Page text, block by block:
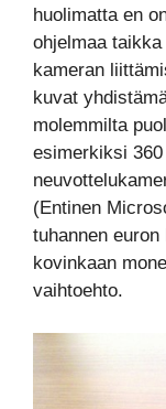
huolimatta en
ohjelmaa
kameran
kuvat
molemmilta
esimerkiksi
(Entinen
tuhannen
kovinkaan
vaihtoehto.